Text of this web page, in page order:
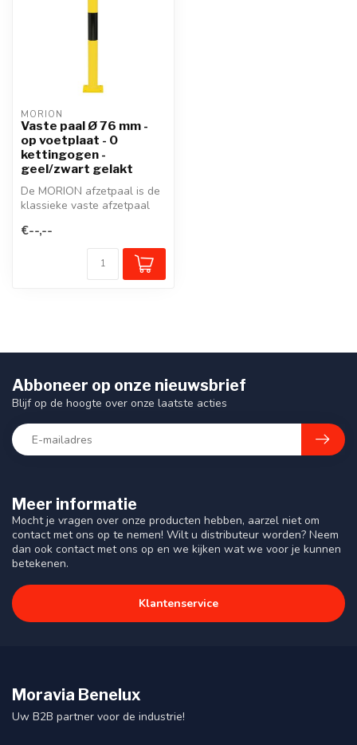
MORION
Vaste paal Ø 76 mm -
op voetplaat - 0
kettingogen -
geel/zwart gelakt
De MORION afzetpaal is de
klassieke vaste afzetpaal
€--,--
Meer informatie
Mocht je vragen over onze producten hebben, aarzel niet om
contact met ons op te nemen! Wilt u distributeur worden? Neem
dan ook contact met ons op en we kijken wat we voor je kunnen
betekenen.
Klantenservice
Abboneer op onze nieuwsbrief
Blijf op de hoogte over onze laatste acties
Moravia Benelux
Uw B2B partner voor de industrie!